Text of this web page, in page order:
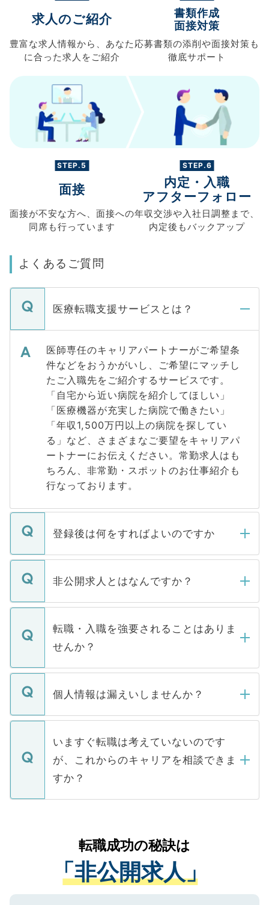
求人のご紹介
豊富な求人情報から、 あなた
に合った求人を ご紹介
書類作成
面接対策
応募書類の添削や面接対策も
徹底サポート
STEP.5
面接
面接が不安な方へ、 面接への
同席も行っています
STEP.6
内定・入職
アフターフォロー
年収交渉や入社日調整まで、
内定後もバックアップ
よくあるご質問
医療転職支援サービスとは？
医師専任のキャリアパートナーがご希望条
件などをおうかがいし、ご希望にマッチし
たご入職先をご紹介するサービスです。
「自宅から近い病院を紹介してほしい」
「医療機器が充実した病院で働きたい」
「年収1,500万円以上の病院を探してい
る」など、さまざまなご要望をキャリアパ
ートナーにお伝えください。常勤求人はも
ちろん、非常勤・スポットのお仕事紹介も
行なっております。
登録後は何をすればよいのですか
ご登録いただきましたら、弊社担当者がご
登録内容を確認し、その後メールもしくは
ます。通常、5営業日以内にはご連絡をせて
いただきますので、しばらくお待ちくださ
非公開求人とはなんですか？
マイナビDOCTORで取り扱っている求人の
うち約3割は、Webサイトからご覧いただ
けない「非公開求人」です。非公開求人は
下記の理由によって、一般には公開してい
ません。
■応募殺到を避けるため 人気のある医療機
関を公にしてしまうと、応募が殺到する場
に、医療機関が求める条件に合った人材の
みを人材紹介会社に依頼するケースが増え
ています。
転職・入職を強要されることはありま
せんか？
転職・入職を強要することは一切ありませ
ん。また、仮に応募先から内定をいただい
定を承諾する必要はありません。内定先へ
の辞退の連絡はキャリアパートナーが行い
個人情報は漏えいしませんか？
個人情報が漏えいすることはありませんの
で、ご安心ください。当サイトからの登録
などで収集したご登録者様の個人情報は、
ご本人のキャリアアップおよび転職活動の
支援を目的に使用いたします。お預かりし
ているすべての個人データはご本人の許可
は、個人情報の取り扱いについての厳密な
管理基準を満たした事業者のみに付与され
る、プライバシーマークを取得済みです。
いますぐ転職は考えていないのです
が、これからのキャリアを相談できま
すか？
かがいして、現在の医療機関の状況や紹介
経験をまじえながら、適切なアドバイスを
させていただきます。すぐにご転職をされ
ない方には、長期的なサポートが可能です
ので、まずはご登録ください。
転職成功の秘訣は
「非公開求人」